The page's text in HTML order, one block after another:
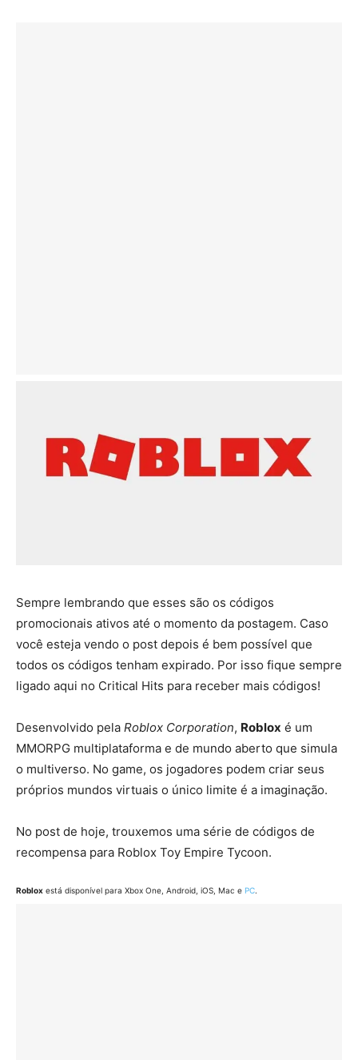
Sempre lembrando que esses são os códigos
promocionais ativos até o momento da postagem. Caso
você esteja vendo o post depois é bem possível que
todos os códigos tenham expirado. Por isso fique sempre
ligado aqui no Critical Hits para receber mais códigos!
Desenvolvido pela Roblox Corporation, Roblox é um
MMORPG multiplataforma e de mundo aberto que simula
o multiverso. No game, os jogadores podem criar seus
próprios mundos virtuais o único limite é a imaginação.
No post de hoje, trouxemos uma série de códigos de
recompensa para Roblox Toy Empire Tycoon.
Roblox está disponível para Xbox One, Android, iOS, Mac e PC.